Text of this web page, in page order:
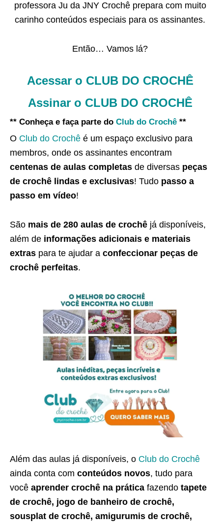
professora Ju da JNY Crochê prepara com muito
carinho conteúdos especiais para os assinantes.
Então… Vamos lá?
Acessar o CLUB DO CROCHÊ
Assinar o CLUB DO CROCHÊ
** Conheça e faça parte do Club do Crochê **
O Club do Crochê é um espaço exclusivo para
membros, onde os assinantes encontram
centenas de aulas completas de diversas peças
de crochê lindas e exclusivas! Tudo passo a
passo em vídeo!
São mais de 280 aulas de crochê já disponíveis,
além de informações adicionais e materiais
extras para te ajudar a confeccionar peças de
crochê perfeitas.
Além das aulas já disponíveis, o Club do Crochê
ainda conta com conteúdos novos, tudo para
você aprender crochê na prática fazendo tapete
de crochê, jogo de banheiro de crochê,
sousplat de crochê, amigurumis de crochê,